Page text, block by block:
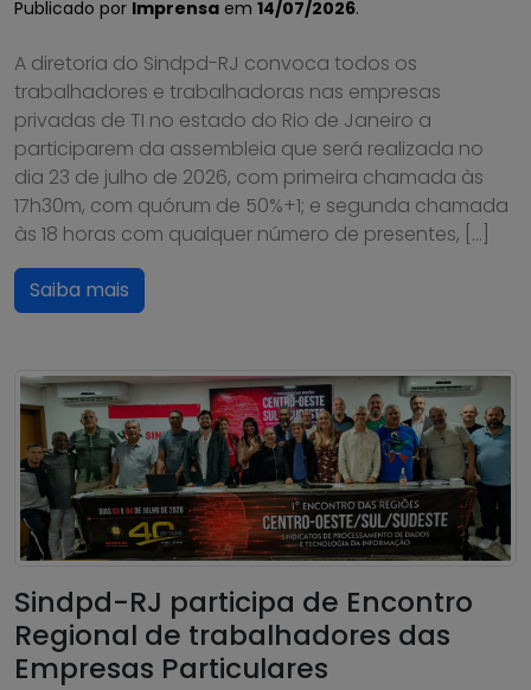
Publicado por Imprensa em 14/07/2026.
A diretoria do Sindpd-RJ convoca todos os
trabalhadores e trabalhadoras nas empresas
privadas de TI no estado do Rio de Janeiro a
participarem da assembleia que será realizada no
dia 23 de julho de 2026, com primeira chamada às
17h30m, com quórum de 50%+1; e segunda chamada
às 18 horas com qualquer número de presentes, […]
Saiba mais
Sindpd-RJ participa de Encontro
Regional de trabalhadores das
Empresas Particulares